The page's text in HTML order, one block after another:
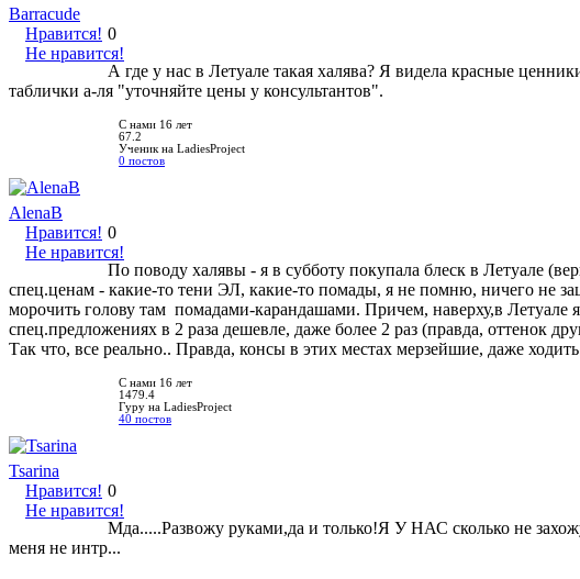
Barracude
Нравится!
Не нравится!
0
А где у нас в Летуале такая халява? Я видела красные
таблички а-ля "уточняйте цены у консультантов".
С нами 16 лет
67.2
Ученик на LadiesProject
0 постов
AlenaB
Нравится!
Не нравится!
0
По поводу халявы - я в субботу покупала блеск в Летуале
спец.ценам - какие-то тени ЭЛ, какие-то помады, я не помню, ничего не
морочить голову там помадами-карандашами. Причем, наверху,в Летуале
спец.предложениях в 2 раза дешевле, даже более 2 раз (правда,
Так что, все реально.. Правда, консы в этих местах мерзейшие, даже
С нами 16 лет
1479.4
Гуру на LadiesProject
40 постов
Tsarina
Нравится!
Не нравится!
0
Мда.....Развожу руками,да и только!Я У НАС сколько не
меня не интр...